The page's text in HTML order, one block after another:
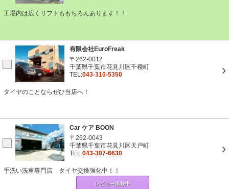
工場内は広くリフトももちろんあります！！
有限会社EuroFreak
〒262-0012
千葉県千葉市花見川区千種町
TEL:043-310-5350
タイヤのことならぜひ当店へ！
Car ケア BOON
〒262-0043
千葉県千葉市花見川区天戸町
TEL:043-307-6630
手洗い洗車専門店 タイヤ交換強化中！！
レビュー掲載中